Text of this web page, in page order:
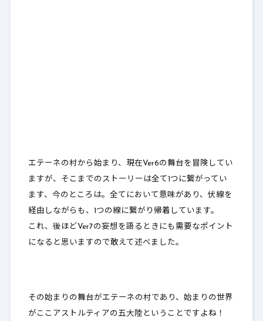
エテーネの村から始まり、現在Ver6の舞台を冒険してい
ますが、 そこまでのストーリーは全て1つに繋がってい
ます、今のところは。全てにおいて意味があり、伏線を
経由しながらも、1つの線に繋がり帰着しています。
これ、後ほどVer7の妄想を語るときにも需要なポイント
になると思いますので敢えて述べました。
その始まりの舞台がエテーネの村であり、始まりの世界
がここアストルティアの五大陸ということですよね！